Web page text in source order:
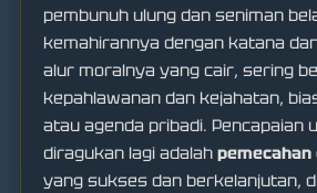
pembunuh ulung dan seniman
kemahirannya dengan katana
alur moralnya yang cair, sering
kepahlawanan dan kejahatan,
atau agenda pribadi. Pencapaian
diragukan lagi adalah
yang sukses dan berkelanjutan,